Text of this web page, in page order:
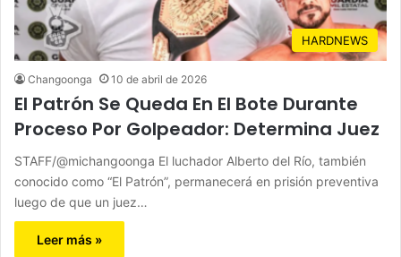
HARDNEWS
Changoonga 10 de abril de 2026
El Patrón Se Queda En El Bote Durante
Proceso Por Golpeador: Determina Juez
STAFF/@michangoonga El luchador Alberto del Río, también
conocido como “El Patrón”, permanecerá en prisión preventiva
luego de que un juez…
Leer más »